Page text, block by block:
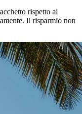
rispetto al
Il risparmio non